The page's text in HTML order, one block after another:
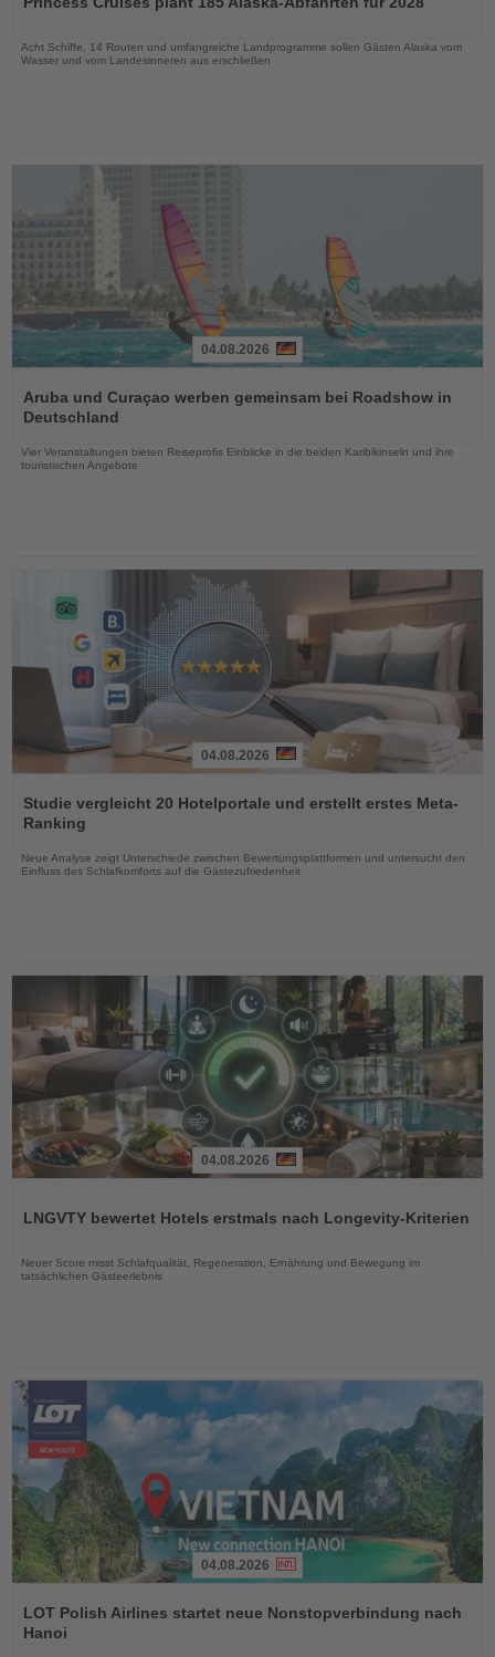
die
Acht Schiffe, 14 Routen und umfangreiche Landprogramme sollen Gästen Alaska vom
Wasser und vom Landesinneren aus erschließen
Sie
die
04.08.2026
Aruba und Curaçao werben gemeinsam bei Roadshow in
Deutschland
Vier Veranstaltungen bieten Reiseprofis Einblicke in die beiden Karibikinseln und ihre
touristischen Angebote
Sie
die
Nachrichten
04.08.2026
Studie vergleicht 20 Hotelportale und erstellt erstes Meta-
Ranking
Neue Analyse zeigt Unterschiede zwischen Bewertungsplattformen und untersucht den
Einfluss des Schlafkomforts auf die Gästezufriedenheit
die
04.08.2026
LNGVTY bewertet Hotels erstmals nach Longevity-Kriterien
Neuer Score misst Schlafqualität, Regeneration, Ernährung und Bewegung im
tatsächlichen Gästeerlebnis
Sie
die
04.08.2026
LOT Polish Airlines startet neue Nonstopverbindung nach
Hanoi